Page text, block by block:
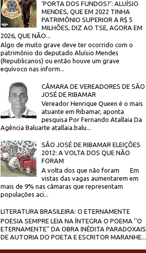
‘PORTA DOS FUNDOS?’: ALUÍSIO
MENDES, QUE EM 2022 TINHA
PATRIMÔNIO SUPERIOR A R$ 5
MILHÕES, DIZ AO TSE, AGORA EM
2026, QUE NÃO...
Algo de muito grave deve ter ocorrido com o
patrimônio do deputado Aluísio Mendes
(Republicanos) ou então houve um grave
equívoco nas inform...
CÂMARA DE VEREADORES DE SÃO
JOSÉ DE RIBAMAR
Vereador Henrique Queen é o mais
atuante em Ribamar, aponta
pesquisa Por Fernando Atallaia Da
Agência Baluarte atallaia.balu...
SÃO JOSÉ DE RIBAMAR ELEIÇÕES
2012: A VOLTA DOS QUE NÃO
FORAM
A volta dos que não foram Em
vistas das vagas aumentarem em
mais de 9% nas câmaras que representam
populações aci...
LITERATURA BRASILEIRA: O ETERNAMENTE
POESIA SEMPRE LEIA NA ÍNTEGRA O POEMA ''O
ETERNAMENTE'' DA OBRA INÉDITA PARADOXAIS
DE AUTORIA DO POETA E ESCRITOR MARANHE...